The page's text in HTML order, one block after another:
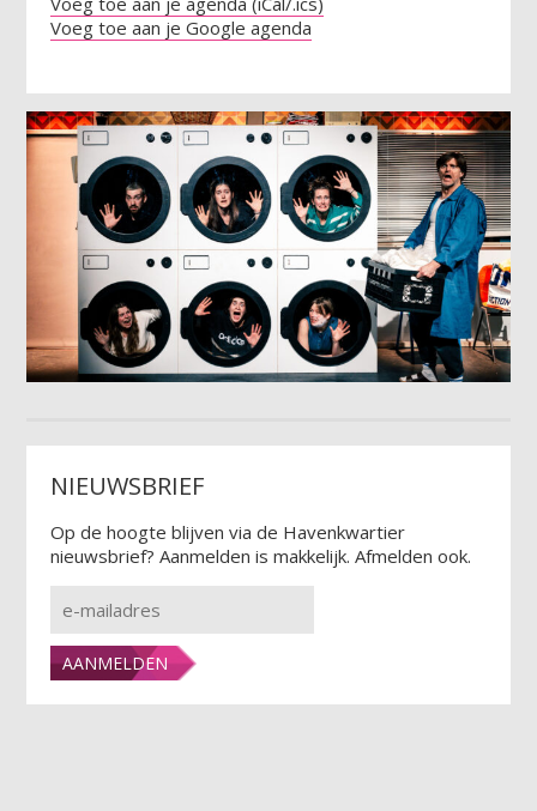
Voeg toe aan je Google agenda
NIEUWSBRIEF
Op de hoogte blijven via de Havenkwartier
nieuwsbrief? Aanmelden is makkelijk. Afmelden ook.